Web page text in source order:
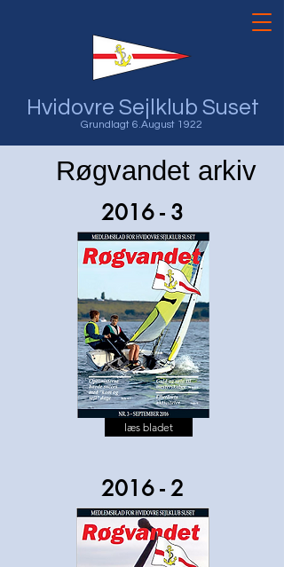
Hvidovre Sejlklub Suset
Grundlagt 6.August 1922
Røgvandet arkiv
2016 - 3
læs bladet
2016 - 2